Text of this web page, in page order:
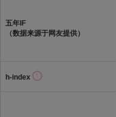
五年IF
（数据来源于网友提供）
h-index